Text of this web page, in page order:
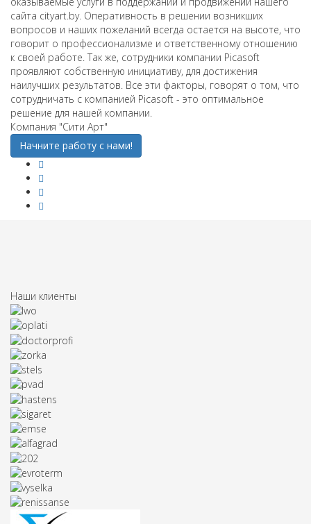
сайта cityart.by. Оперативность в решении возникших
вопросов и наших пожеланий всегда остается на высоте, что
говорит о профессионализме и ответственному отношению
к своей работе. Так же, сотрудники компании Picasoft
проявляют собственную инициативу, для достижения
наилучших результатов. Все эти факторы, говорят о том, что
сотрудничать с компанией Picasoft - это оптимальное
решение для нашей компании.
Компания "Сити Арт"
Начните работу с нами!
Наши клиенты